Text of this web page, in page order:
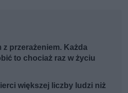
z przerażeniem. Każda
to chociaż raz w życiu
większej liczby ludzi niż